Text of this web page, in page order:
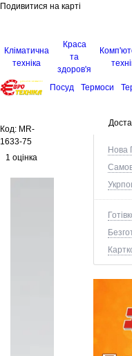
Подивитися на карті
Кліматична
техніка
Краса
та
здоров'я
Посуд Термоси
Нова
Код: MR-
1633-75
1 оцінка